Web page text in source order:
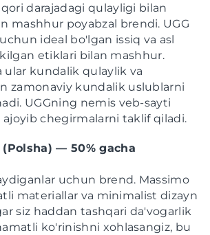
darajadagi qulayligi bilan
mashhur poyabzal brendi. UGG
ideal bo'lgan issiq va asl
etiklari bilan mashhur.
kundalik qulaylik va
zamonaviy kundalik uslublarni
UGGning nemis veb-sayti
ajoyib chegirmalarni taklif qiladi.
(Polsha) — 50% gacha
uchun brend. Massimo
materiallar va minimalist dizayn
siz haddan tashqari da'vogarlik
ko'rinishni xohlasangiz, bu